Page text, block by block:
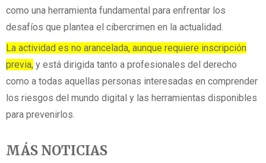
como una herramienta fundamental para enfrentar los
desafíos que plantea el cibercrimen en la actualidad.
La actividad es no arancelada, aunque requiere inscripción
previa, y está dirigida tanto a profesionales del derecho
como a todas aquellas personas interesadas en comprender
los riesgos del mundo digital y las herramientas disponibles
para prevenirlos.
MÁS NOTICIAS